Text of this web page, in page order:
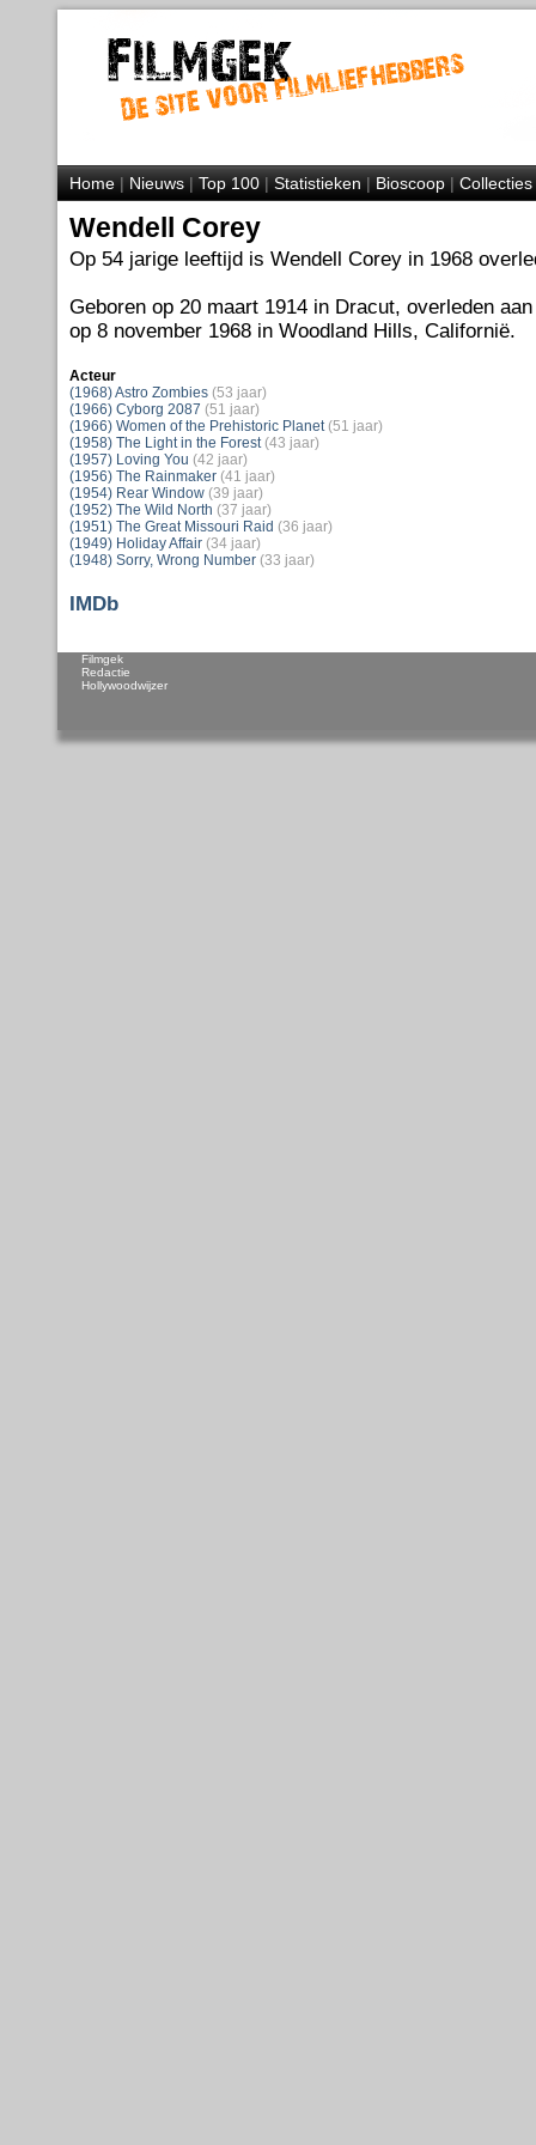
Home|Nieuws|Top 100|Statistieken|Bioscoop|Collecties
Wendell Corey
Op 54 jarige leeftijd is Wendell Corey in 1968
Geboren op 20 maart 1914 in Dracut, overleden
op 8 november 1968 in Woodland Hills, Californië.
Acteur
(1968) Astro Zombies (53 jaar)
(1966) Cyborg 2087 (51 jaar)
(1966) Women of the Prehistoric Planet (51 jaar)
(1958) The Light in the Forest (43 jaar)
(1957) Loving You (42 jaar)
(1956) The Rainmaker (41 jaar)
(1954) Rear Window (39 jaar)
(1952) The Wild North (37 jaar)
(1951) The Great Missouri Raid (36 jaar)
(1949) Holiday Affair (34 jaar)
(1948) Sorry, Wrong Number (33 jaar)
IMDb
Filmgek
Redactie
Hollywoodwijzer